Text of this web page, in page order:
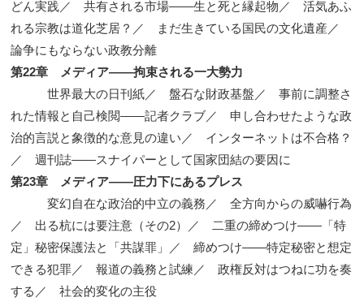
どん実践／ 共有される市場——生と死と縁起物／ 活気あふ
れる宗教は道化芝居？／ まだ生きている国民の文化遺産／
論争にもならない政教分離
第22章 メディア——拘束される一大勢力
世界最大の日刊紙／ 盤石な財政基盤／ 事前に調整さ
れた情報と自己検閲——記者クラブ／ 申し合わせたような政
治的言説と象徴的な意見の違い／ インターネットは不合格？
／ 週刊誌——スナイパーとして国家団結の要因に
第23章 メディア——圧力下にあるプレス
変幻自在な政治的中立の義務／ 全方向からの威嚇行為
／ 出る杭には要注意（その2）／ 二重の締めつけ——「特
定」秘密保護法と「共謀罪」／ 締めつけ——特定秘密と想定
できる犯罪／ 報道の義務と試練／ 政権反対はつねに功を奏
する／ 社会的変化の主役